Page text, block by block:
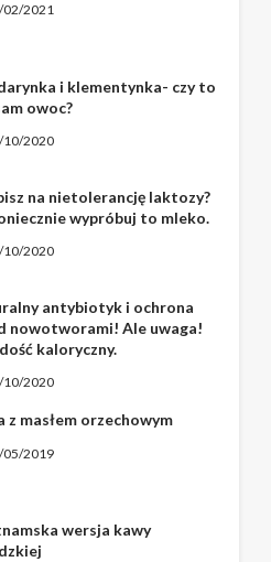
02/2021
i klementynka- czy to
owoc?
10/2020
na nietolerancję laktozy?
wypróbuj to mleko.
10/2020
antybiotyk i ochrona
nowotworami! Ale uwaga!
kaloryczny.
10/2020
z masłem orzechowym
05/2019
wersja kawy